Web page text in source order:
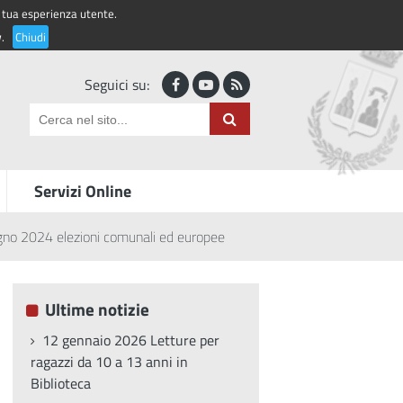
esperienza utente.
. Chiudi
Seguici su:
Servizi Online
2024 elezioni comunali ed europee
Ultime notizie
12 gennaio 2026 Letture per
ragazzi da 10 a 13 anni in
Biblioteca